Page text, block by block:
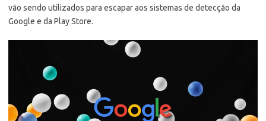
vão sendo utilizados para escapar aos sistemas de detecção da
Google e da Play Store.